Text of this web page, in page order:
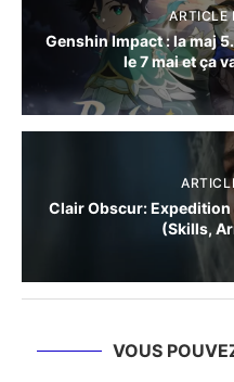
ARTICLE
Genshin Impact : la maj
le 7 mai et ça
Clair Obscur: Expedition
(Skills,
VOUS